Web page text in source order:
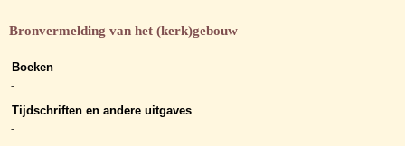
Bronvermelding van het (kerk)gebouw
Boeken
-
Tijdschriften en andere uitgaves
-